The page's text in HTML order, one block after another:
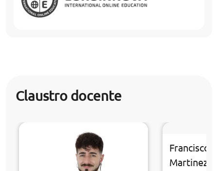
Claustro docente
Francisco
Martinez